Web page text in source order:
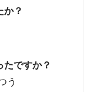
か？
たですか？
う